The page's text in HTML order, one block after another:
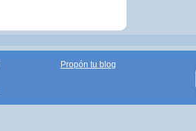
Propón tu blog